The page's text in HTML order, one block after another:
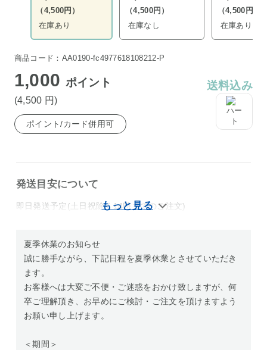
（4,500円）
在庫あり
（4,500円）
在庫なし
（4,500円）
在庫あり
商品コード：AA0190-fc4977618108212-P
1,000 ポイント
(4,500 円)
送料込み
ポイント/カード併用可
発送目安について
即日発送予定(土日祝除く14時までのご注文)
夏季休業のお知らせ
誠に勝手ながら、下記日程を夏季休業とさせていただき
ます。
お客様へは大変ご不便・ご迷惑をおかけ致しますが、何
卒ご理解頂き、お早めにご検討・ご注文を頂けますよう
お願い申し上げます。
＜期間＞